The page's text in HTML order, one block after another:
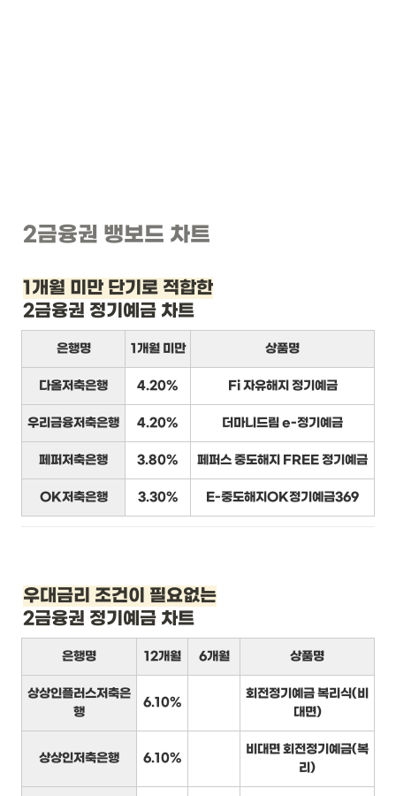
2금융권 뱅보드 차트
1개월 미만 단기로 적합한
2금융권 정기예금 차트
은행명 1개월 미만 상품명
다올저축은행 4.20% Fi 자유해지 정기예금
우리금융저축은행 4.20% 더마니드림 e-정기예금
페퍼저축은행 3.80% 페퍼스 중도해지 FREE 정기예금
OK저축은행 3.30% E-중도해지OK정기예금369
우대금리 조건이 필요없는
2금융권 정기예금 차트
은행명 12개월 6개월 상품명
상상인플러스저축은
행
6.10%
회전정기예금 복리식(비
대면)
상상인저축은행 6.10%
비대면 회전정기예금(복
리)